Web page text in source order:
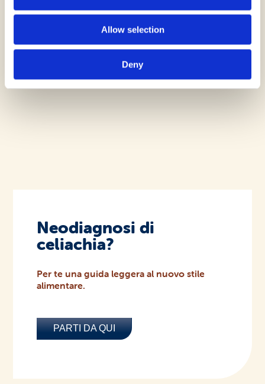
Allow selection
Deny
Neodiagnosi di
celiachia?
Per te una guida leggera al nuovo stile
alimentare.
PARTI DA QUI